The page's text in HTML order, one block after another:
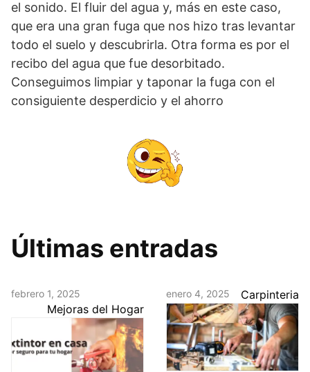
el sonido. El fluir del agua y, más en este caso,
que era una gran fuga que nos hizo tras levantar
todo el suelo y descubrirla. Otra forma es por el
recibo del agua que fue desorbitado.
Conseguimos limpiar y taponar la fuga con el
consiguiente desperdicio y el ahorro
Últimas entradas
febrero 1, 2025
Mejoras del Hogar
enero 4, 2025 Carpinteria